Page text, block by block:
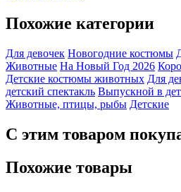
Похожие категории
Для девочек Новогодние костюмы
Животные На Новый Год 2026
Детские костюмы животных Для
детский спектакль Выпускной в
Животные, птицы, рыбы Детские
С этим товаром
Похожие товары